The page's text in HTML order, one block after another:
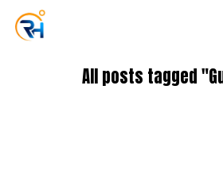
All posts tagged